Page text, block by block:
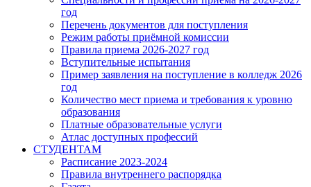
год
Перечень документов для поступления
Режим работы приёмной комиссии
Правила приема 2026-2027 год
Вступительные испытания
Пример заявления на поступление в колледж 2026
год
Количество мест приема и требования к уровню
образования
Платные образовательные услуги
Атлас доступных профессий
СТУДЕНТАМ
Расписание 2023-2024
Правила внутреннего распорядка